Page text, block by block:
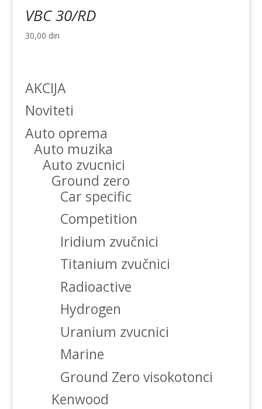
VBC 30/RD
30,00 din
AKCIJA
Noviteti
Auto oprema
Auto muzika
Auto zvucnici
Ground zero
Car specific
Competition
Iridium zvučnici
Titanium zvučnici
Radioactive
Hydrogen
Uranium zvucnici
Marine
Ground Zero visokotonci
Kenwood